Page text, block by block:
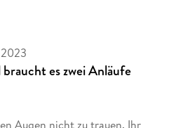
es zwei Anläufe
Augen nicht zu trauen. Ihr